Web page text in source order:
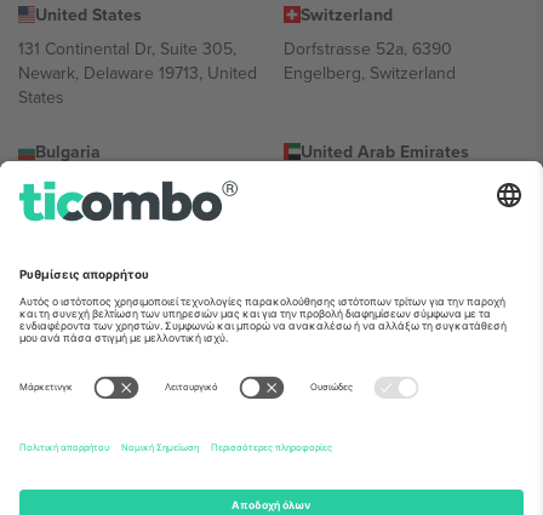
United States
131 Continental Dr, Suite 305,
Newark, Delaware 19713, United
States
Switzerland
Dorfstrasse 52a, 6390
Engelberg, Switzerland
Bulgaria
Regus Sofia City West, bul
Totleben 53-55, 1606 Sofia,
United Arab Emirates
UAE Dubai Silicon Oasis, DDP
Building A1, Office 302, Dubai,
Mexico
Av Chapultepec 360, Roma
Norte, Cuauhtémoc, 06700
Ciudad de México, CDMX,
Mexico
Η νομική οντότητα του παρόχου πλατφόρμας ενδέχεται να
τομέα. Για λεπτομέρειες ανατρέξτε στη σελίδα της συγκεκριμένης